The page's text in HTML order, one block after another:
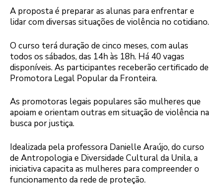
A proposta é preparar as alunas para enfrentar e
lidar com diversas situações de violência no cotidiano.
O curso terá duração de cinco meses, com aulas
todos os sábados, das 14h às 18h. Há 40 vagas
disponíveis. As participantes receberão certificado de
Promotora Legal Popular da Fronteira.
As promotoras legais populares são mulheres que
apoiam e orientam outras em situação de violência na
busca por justiça.
Idealizada pela professora Danielle Araújo, do curso
de Antropologia e Diversidade Cultural da Unila, a
iniciativa capacita as mulheres para compreender o
funcionamento da rede de proteção.